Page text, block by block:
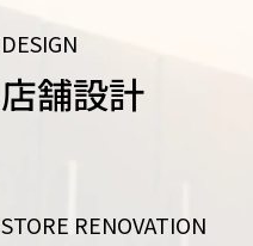
DESIGN
店舗設計
STORE RENOVATION